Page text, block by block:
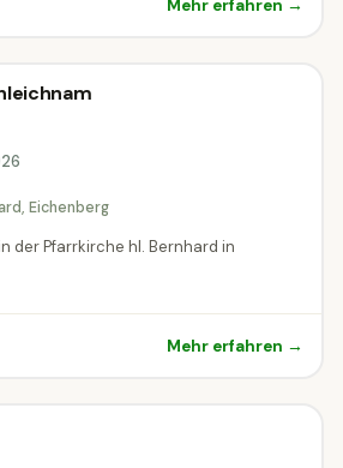
Mehr erfahren →
Eichenberg
der Pfarrkirche hl. Bernhard in
Mehr erfahren →